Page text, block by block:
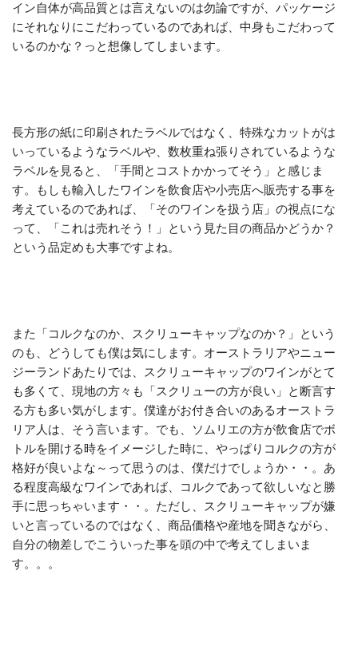
イン自体が高品質とは言えないのは勿論ですが、パッケージ
にそれなりにこだわっているのであれば、中身もこだわって
いるのかな？っと想像してしまいます。
長方形の紙に印刷されたラベルではなく、特殊なカットがは
いっているようなラベルや、数枚重ね張りされているような
ラベルを見ると、「手間とコストかかってそう」と感じま
す。もしも輸入したワインを飲食店や小売店へ販売する事を
考えているのであれば、「そのワインを扱う店」の視点にな
って、「これは売れそう！」という見た目の商品かどうか？
という品定めも大事ですよね。
また「コルクなのか、スクリューキャップなのか？」という
のも、どうしても僕は気にします。オーストラリアやニュー
ジーランドあたりでは、スクリューキャップのワインがとて
も多くて、現地の方々も「スクリューの方が良い」と断言す
る方も多い気がします。僕達がお付き合いのあるオーストラ
リア人は、そう言います。でも、ソムリエの方が飲食店でボ
トルを開ける時をイメージした時に、やっぱりコルクの方が
格好が良いよな～って思うのは、僕だけでしょうか・・。あ
る程度高級なワインであれば、コルクであって欲しいなと勝
手に思っちゃいます・・。ただし、スクリューキャップが嫌
いと言っているのではなく、商品価格や産地を聞きながら、
自分の物差しでこういった事を頭の中で考えてしまいま
す。。。